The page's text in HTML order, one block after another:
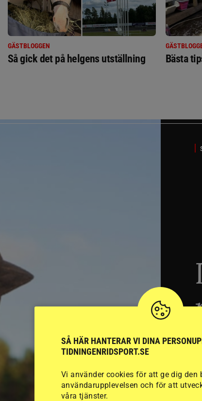
GÄSTBLOGGEN
Så gick det på helgens utställning Bästa
SÅ HÄR HANTERAR VI DINA
TIDNINGENRIDSPORT.SE
Vi använder cookies för att ge dig den
användarupplevelsen och för att
våra tjänster.